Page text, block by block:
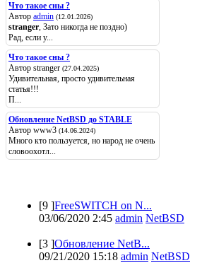
Что такое сны ?
Автор admin (12.01.2026)
stranger, Зато никогда не поздно)
Рад, если у...
Что такое сны ?
Автор stranger (27.04.2025)
Удивительная, просто удивительная
статья!!!
П...
Обновление NetBSD до STABLE
Автор www3 (14.06.2024)
Много кто пользуется, но народ не очень
словоохотл...
[9 ]FreeSWITCH on N...
03/06/2020 2:45 admin NetBSD
[3 ]Обновление NetB...
09/21/2020 15:18 admin NetBSD